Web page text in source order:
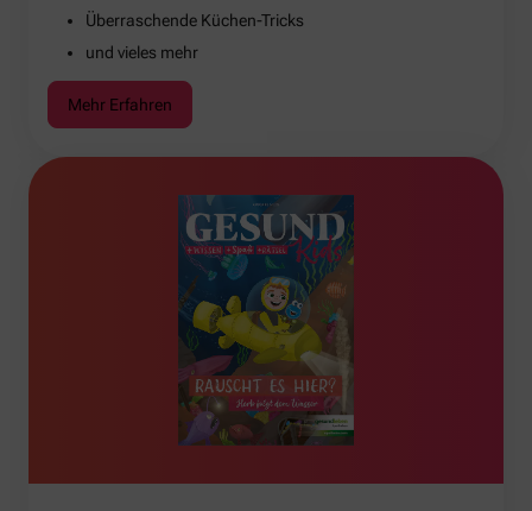
Überraschende Küchen-Tricks
und vieles mehr
Mehr Erfahren